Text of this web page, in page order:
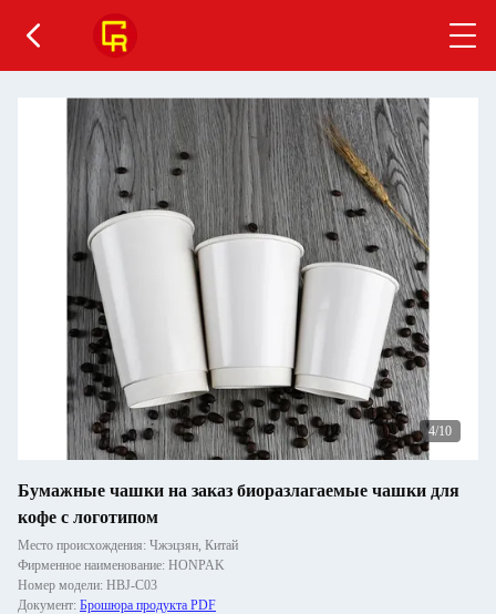
5/10
Бумажные чашки на заказ биоразлагаемые чашки для
кофе с логотипом
Место происхождения: Чжэцзян, Китай
Фирменное наименование: HONPAK
Номер модели: HBJ-C03
Документ: Брошюра продукта PDF